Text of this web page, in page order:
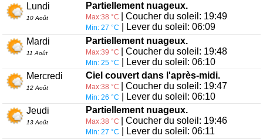
Lundi
10 Août
Partiellement nuageux.
Max:38 °C | Coucher du soleil: 19:49
Min: 27 °C
| Lever du soleil: 06:09
Mardi
11 Août
Partiellement nuageux.
Max:39 °C | Coucher du soleil: 19:48
Min: 25 °C
| Lever du soleil: 06:10
Mercredi
12 Août
Ciel couvert dans l'après-midi.
Max:38 °C | Coucher du soleil: 19:47
Min: 26 °C
| Lever du soleil: 06:10
Jeudi
13 Août
Partiellement nuageux.
Max:38 °C | Coucher du soleil: 19:46
Min: 27 °C
| Lever du soleil: 06:11